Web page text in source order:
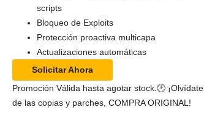
scripts
Bloqueo de Exploits
Protección proactiva multicapa
Actualizaciones automáticas
Solicitar Ahora
Promoción Válida hasta agotar stock.⁣⁣⁣⁣🕑 ¡Olvídate
de las copias y parches, COMPRA ORIGINAL!